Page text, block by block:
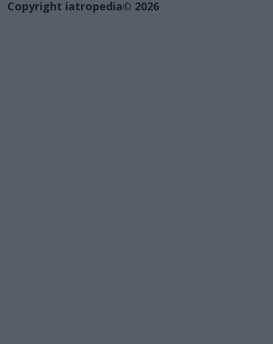
Copyright iatropedia© 2026